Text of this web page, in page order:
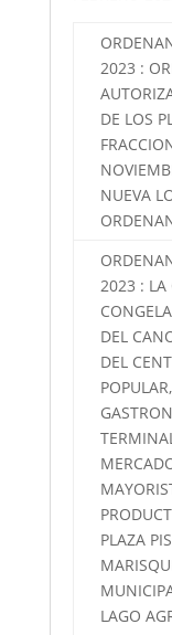
2023 :
DE LOS
NUEVA
2023 : LA
DEL
DEL
PLAZA
LAGO